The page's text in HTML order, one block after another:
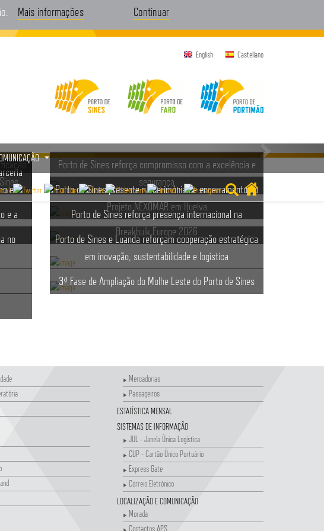
Mais informações Continuar
English Castellano
Porto de Sines reforça compromisso com a excelência e
segurança
e
Porto de Sines presente na cerimónia de encerramento do
Projeto NEXOMAR em Huelva
e a
Porto de Sines reforça presença internacional na
Breakbulk Europe 2026
no
Porto de Sines e Luanda reforçam cooperação estratégica
em inovação, sustentabilidade e logística
3ª Fase de Ampliação do Molhe Leste do Porto de Sines
Mercadorias
Passageiros
ESTATÍSTICA MENSAL
SISTEMAS DE INFORMAÇÃO
JUL - Janela Única Logística
CUP - Cartão Único Portuário
Express Gate
Correio Eletrónico
LOCALIZAÇÃO E COMUNICAÇÃO
Morada
Contactos APS